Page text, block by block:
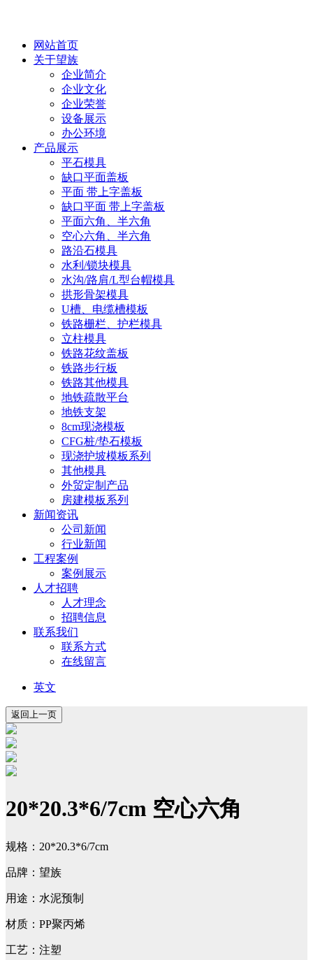
网站首页
关于望族
企业简介
企业文化
企业荣誉
设备展示
办公环境
产品展示
平石模具
缺口平面盖板
平面 带上字盖板
缺口平面 带上字盖板
平面六角、半六角
空心六角、半六角
路沿石模具
水利/锁块模具
水沟/路肩/L型台帽模具
拱形骨架模具
U槽、电缆槽模板
铁路栅栏、护栏模具
立柱模具
铁路花纹盖板
铁路步行板
铁路其他模具
地铁疏散平台
地铁支架
8cm现浇模板
CFG桩/垫石模板
现浇护坡模板系列
其他模具
外贸定制产品
房建模板系列
新闻资讯
公司新闻
行业新闻
工程案例
案例展示
人才招聘
人才理念
招聘信息
联系我们
联系方式
在线留言
英文
20*20.3*6/7cm 空心六角
规格：20*20.3*6/7cm
品牌：望族
用途：水泥预制
材质：PP聚丙烯
工艺：注塑